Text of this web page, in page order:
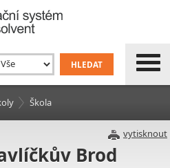
Škola
vytisknout
Brod